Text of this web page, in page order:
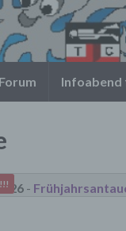
Forum Infoabend
-